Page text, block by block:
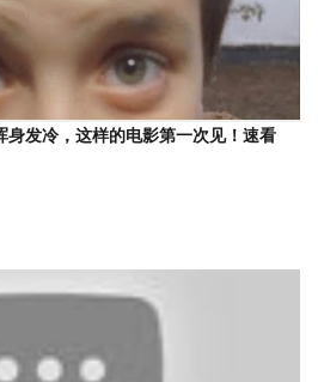
身发冷，这样的电影第一次见！速看